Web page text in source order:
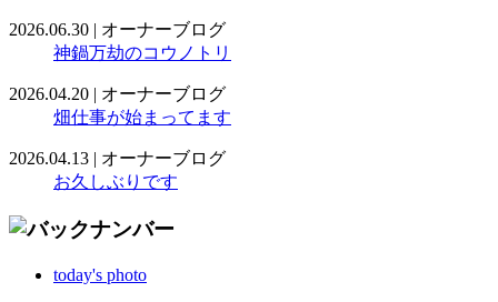
2026.06.30 | オーナーブログ
神鍋万劫のコウノトリ
2026.04.20 | オーナーブログ
畑仕事が始まってます
2026.04.13 | オーナーブログ
お久しぶりです
today's photo